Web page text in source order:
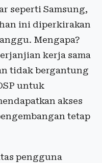
seperti Samsung,
ini diperkirakan
Mengapa?
kerja sama
tidak bergantung
untuk
akses
tetap
pengguna